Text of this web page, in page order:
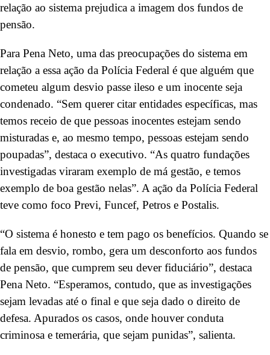
relação ao sistema prejudica a imagem dos fundos de
pensão.
Para Pena Neto, uma das preocupações do sistema em
relação a essa ação da Polícia Federal é que alguém que
cometeu algum desvio passe ileso e um inocente seja
condenado. “Sem querer citar entidades específicas, mas
temos receio de que pessoas inocentes estejam sendo
misturadas e, ao mesmo tempo, pessoas estejam sendo
poupadas”, destaca o executivo. “As quatro fundações
investigadas viraram exemplo de má gestão, e temos
exemplo de boa gestão nelas”. A ação da Polícia Federal
teve como foco Previ, Funcef, Petros e Postalis.
“O sistema é honesto e tem pago os benefícios. Quando se
fala em desvio, rombo, gera um desconforto aos fundos
de pensão, que cumprem seu dever fiduciário”, destaca
Pena Neto. “Esperamos, contudo, que as investigações
sejam levadas até o final e que seja dado o direito de
defesa. Apurados os casos, onde houver conduta
criminosa e temerária, que sejam punidas”, salienta.